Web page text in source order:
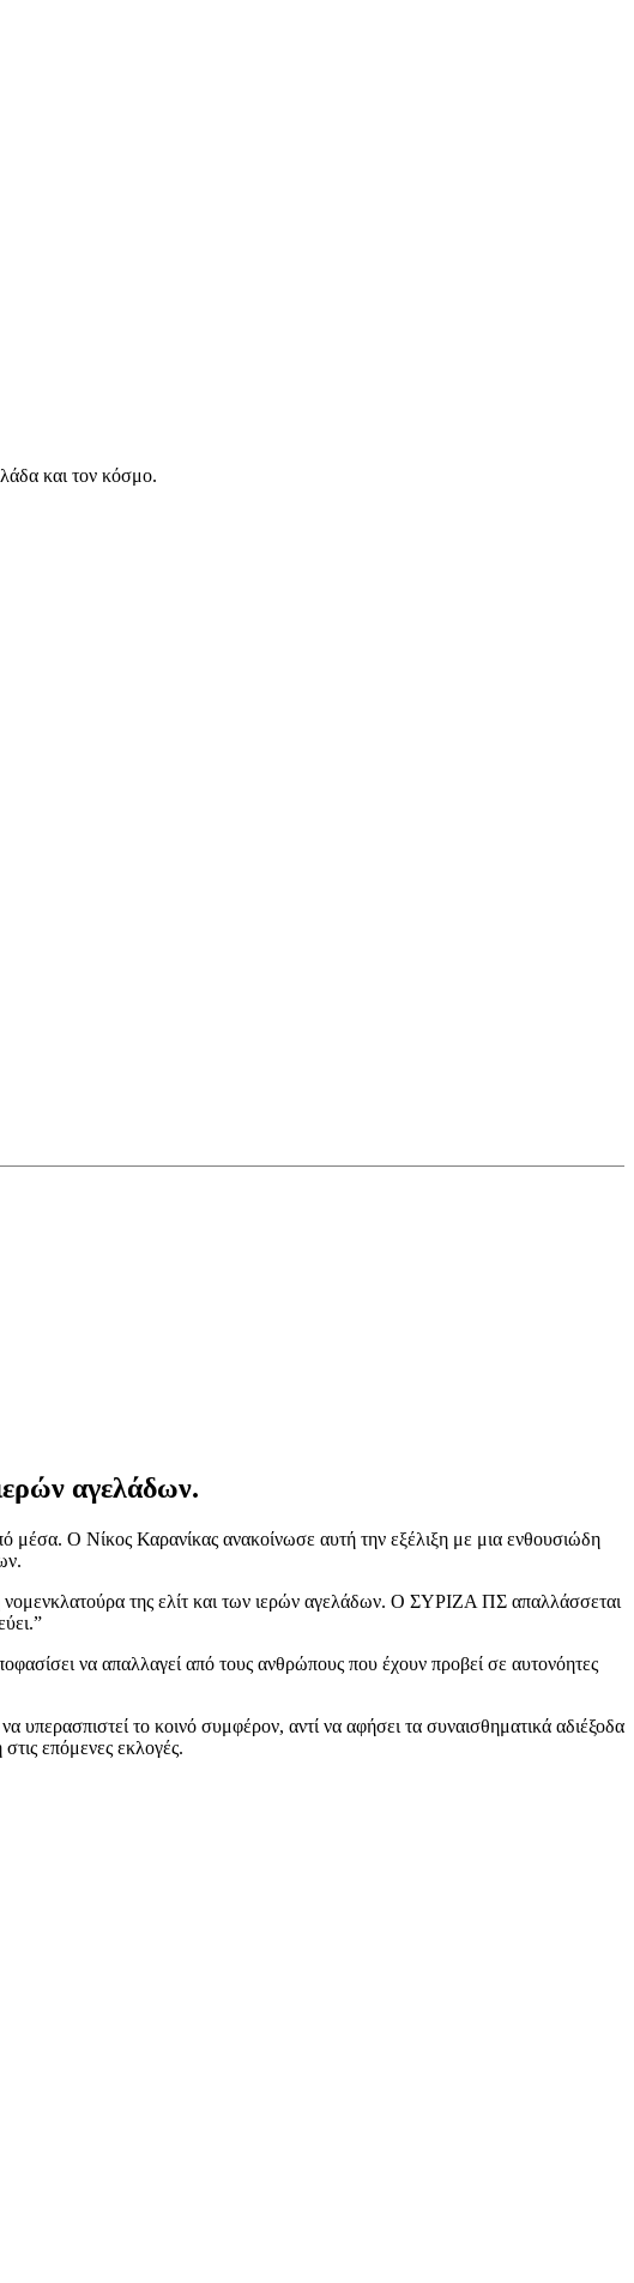
και τον κόσμο.
αγελάδων.
μέσα. Ο Νίκος Καρανίκας ανακοίνωσε αυτή την εξέλιξη με μια ενθουσιώδη
νομενκλατούρα της ελίτ και των ιερών αγελάδων. Ο ΣΥΡΙΖΑ ΠΣ απαλλάσσεται
να απαλλαγεί από τους ανθρώπους που έχουν προβεί σε αυτονόητες
το κοινό συμφέρον, αντί να αφήσει τα συναισθηματικά αδιέξοδα
επόμενες εκλογές.